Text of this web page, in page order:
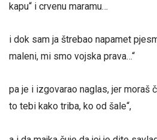
kapu“ i crvenu maramu…
i dok sam ja štrebao napamet
maleni, mi smo vojska prava…“
pa je i izgovarao naglas, jer moraš
to tebi kako triba, ko od šale“,